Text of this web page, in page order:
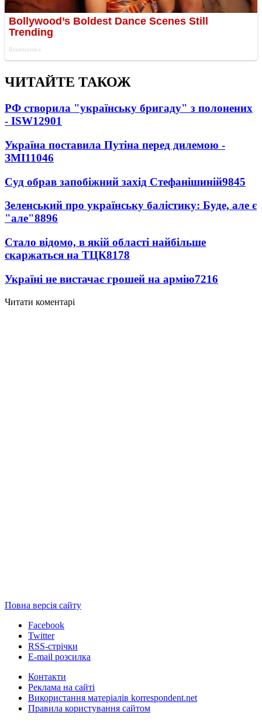
ЧИТАЙТЕ ТАКОЖ
РФ створила "українську бригаду" з полонених
- ISW12901
Україна поставила Путіна перед дилемою -
ЗМІ11046
Суд обрав запобіжний захід Стефанішиній9845
Зеленський про українську балістику: Буде, але є
"але"8896
Стало відомо, в якій області найбільше
скаржаться на ТЦК8178
Україні не вистачає грошей на армію7216
Читати коментарі
Повна версія сайту
Facebook
Twitter
RSS-стрічки
E-mail розсилка
Контакти
Реклама на сайті
Використання матеріалів korrespondent.net
Правила користування сайтом